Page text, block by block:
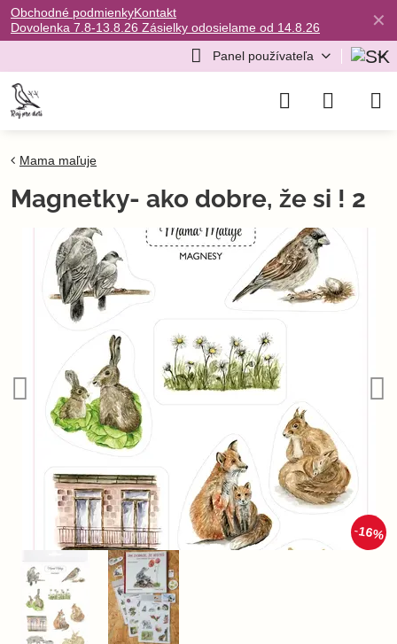
✕
Obchodné podmienkyKontakt
Dovolenka 7.8-13.8.26 Zásielky odosielame od 14.8.26
Panel používateľa
16%
Mama maľuje
Magnetky- ako dobre, že si ! 2